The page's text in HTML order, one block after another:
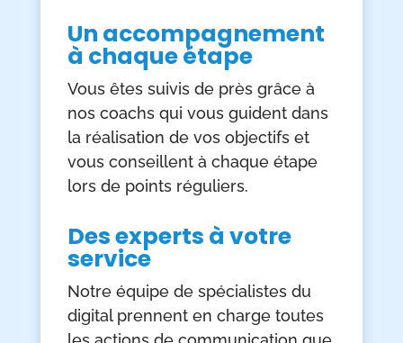
Un accompagnement
à chaque étape
Vous êtes suivis de près grâce à
nos coachs qui vous guident dans
la réalisation de vos objectifs et
vous conseillent à chaque étape
lors de points réguliers.
Des experts à votre
service
Notre équipe de spécialistes du
digital prennent en charge toutes